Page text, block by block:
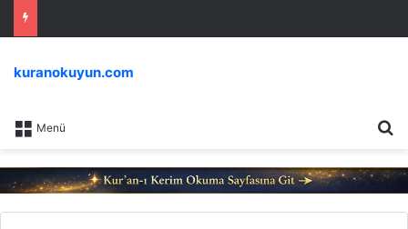
Menü
kuranokuyun.com